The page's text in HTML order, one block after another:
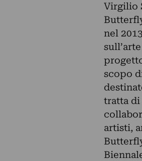
Virgilio
nel
scopo
tratta
artisti,